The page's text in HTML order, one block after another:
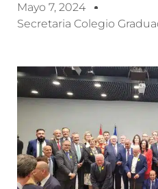
Mayo 7, 2024
Secretaria Colegio